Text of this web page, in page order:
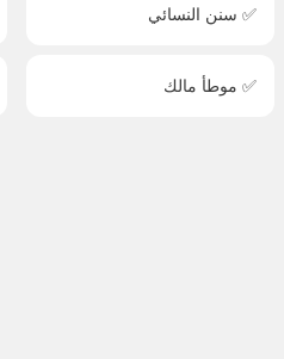
✅ سنن النسائي
✅ موطأ مالك